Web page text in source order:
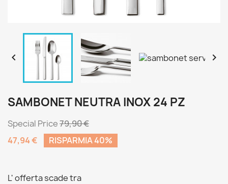
 
SAMBONET NEUTRA INOX 24 PZ
Special Price79,90 €
47,94 €
RISPARMIA 40%
L' offerta scade tra